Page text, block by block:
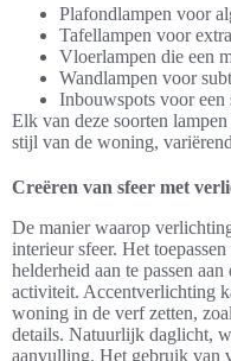
Plafondlampen voor
Tafellampen voor
Vloerlampen die een
Wandlampen voor
Inbouwspots voor
Elk van deze soorten
stijl van de woning,
Creëren van sfeer met
De manier waarop
interieur sfeer. Het
helderheid aan te passen
activiteit. Accentverlichting
woning in de verf zetten,
details. Natuurlijk daglicht,
aanvulling. Het gebruik van